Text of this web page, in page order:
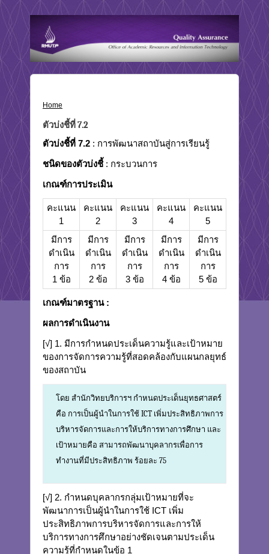
Home
ตัวบ่งชี้ที่ 7.2
ตัวบ่งชี้ที่ 7.2 : การพัฒนาสถาบันสู่การเรียนรู้
ชนิดของตัวบ่งชี้: กระบวนการ
เกณฑ์การประเมิน
คะแนน
1
คะแนน
2
คะแนน
3
คะแนน
4
คะแนน
5
มีการ
ดำเนิน
การ
1 ข้อ
มีการ
ดำเนิน
การ
2 ข้อ
มีการ
ดำเนิน
การ
3 ข้อ
มีการ
ดำเนิน
การ
4 ข้อ
มีการ
ดำเนิน
การ
5 ข้อ
เกณฑ์มาตรฐาน :
ผลการดำเนินงาน
[√] 1. มีการกำหนดประเด็นความรู้และเป้าหมาย
ของการจัดการความรู้ที่สอดคล้องกับแผนกลยุทธ์
ของสถาบัน
โดย สำนักวิทยบริการฯ กำหนดประเด็นยุทธศาสตร์
คือ การเป็นผู้นำในการใช้ ICT เพิ่มประสิทธิภาพการ
บริหารจัดการและการให้บริการทางการศึกษา และ
เป้าหมายคือ สามารถพัฒนาบุคลากรเพื่อการ
ทำงานที่มีประสิทธิภาพ ร้อยละ 75
[√] 2. กำหนดบุคลากรกลุ่มเป้าหมายที่จะ
พัฒนาการเป็นผู้นำในการใช้ ICT เพิ่ม
ประสิทธิภาพการบริหารจัดการและการให้
บริการทางการศึกษาอย่างชัดเจนตามประเด็น
ความรู้ที่กำหนดในข้อ 1